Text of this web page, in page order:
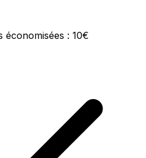
économisées : 10€